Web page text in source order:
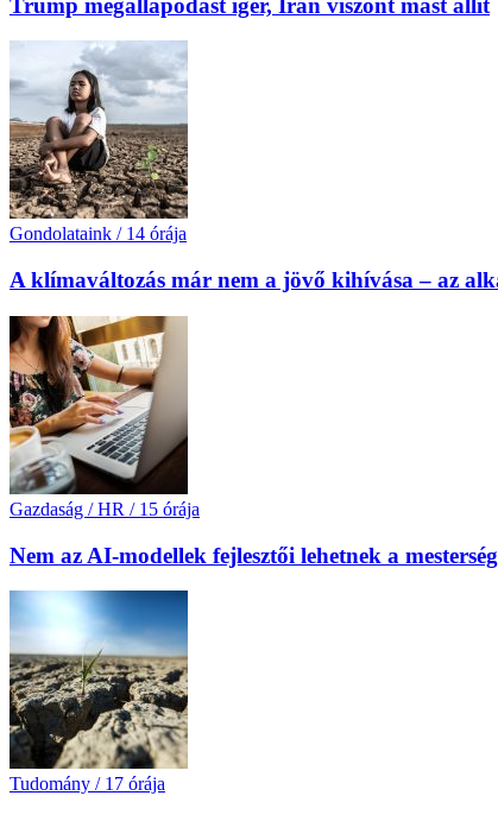
Trump megállapodást ígér, Irán viszont mást állít
Gondolataink / 14 órája
A klímaváltozás már nem a jövő kihívása – az
Gazdaság / HR / 15 órája
Nem az AI-modellek fejlesztői lehetnek a
Tudomány / 17 órája